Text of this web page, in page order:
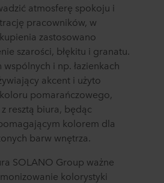
atmosferę spokoju i
pracowników, w
zastosowano
szarości, błękitu i granatu.
i np. łazienkach
akcent i użyto
pomarańczowego,
resztą biura, będąc
kolorem dla
barw wnętrza.
SOLANO Group ważne
kolorystyki